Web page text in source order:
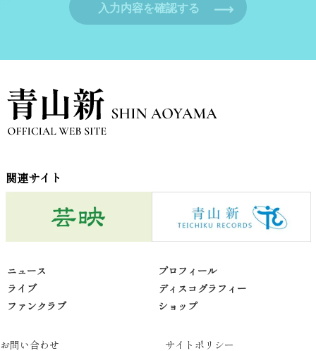
入力内容を確認する
関連サイト
ニュース
プロフィール
ライブ
ディスコグラフィー
ファンクラブ
ショップ
お問い合わせ サイトポリシー